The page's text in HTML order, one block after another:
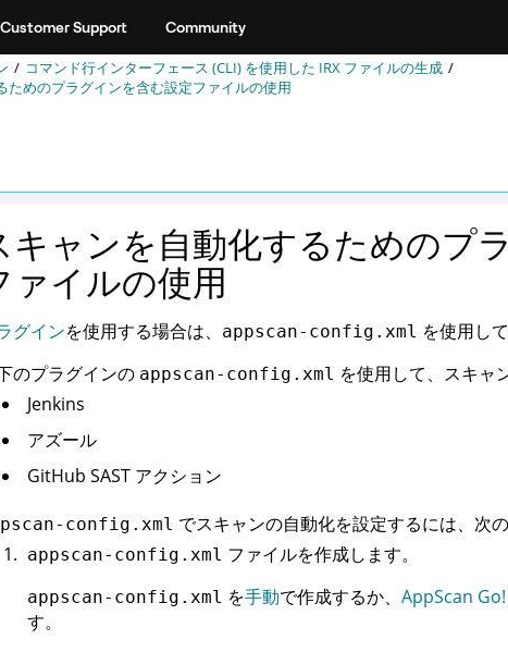
Customer Support Community
コマンド行インターフェース (CLI) を使用した IRX ファイルの生成
ためのプラグインを含む設定ファイルの使用
キャンを自動化するためのプ
ァイルの使用
グインを使用する場合は、 appscan-config.xml を使用し
のプラグインの appscan-config.xml を使用して、スキャ
Jenkins
アズール
GitHub SAST アクション
config.xml でスキャンの自動化を設定するには、次
appscan-config.xml ファイルを作成します。
appscan-config.xml を手動で作成するか、 AppScan Go!
す。